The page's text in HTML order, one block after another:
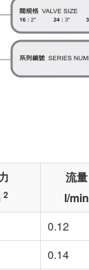
2
流量
l/min
0.12
0.14